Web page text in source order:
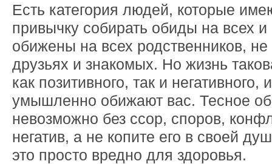
Есть категория людей, которые
привычку собирать обиды на всех
обижены на всех родственников, не
друзьях и знакомых. Но жизнь
как позитивного, так и
умышленно обижают вас. Тесное
невозможно без ссор, споров,
негатив, а не копите его в своей
это просто вредно для здоровья.